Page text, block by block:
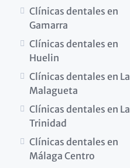
Clínicas dentales en
Gamarra
Clínicas dentales en
Huelin
Clínicas dentales en La
Malagueta
Clínicas dentales en La
Trinidad
Clínicas dentales en
Málaga Centro